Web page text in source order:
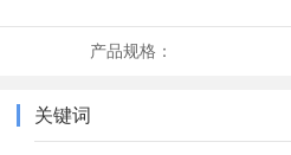
产品规格：
关键词